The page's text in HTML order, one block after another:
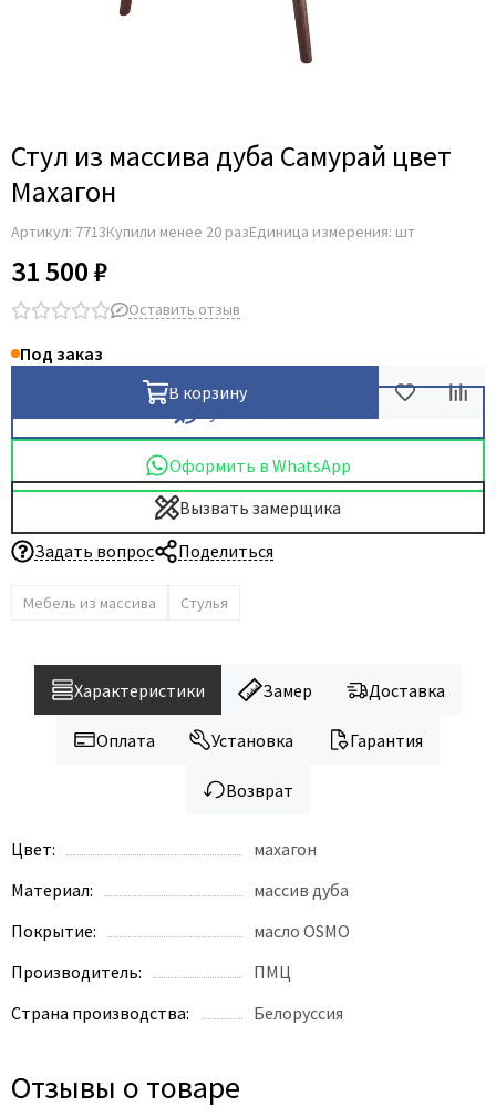
Стул из массива дуба Самурай цвет
Махагон
Артикул: 7713Купили менее 20 разЕдиница измерения: шт
31 500 ₽
Оставить отзыв
Под заказ
В корзину
Оформить в WhatsApp
Вызвать замерщика
Задать вопрос
Поделиться
Мебель из массива Стулья
Характеристики Замер Доставка
Оплата Установка Гарантия
Возврат
Цвет:
махагон
Материал:
массив дуба
Покрытие:
масло OSMO
Производитель:
ПМЦ
Страна производства:
Белоруссия
Отзывы о товаре